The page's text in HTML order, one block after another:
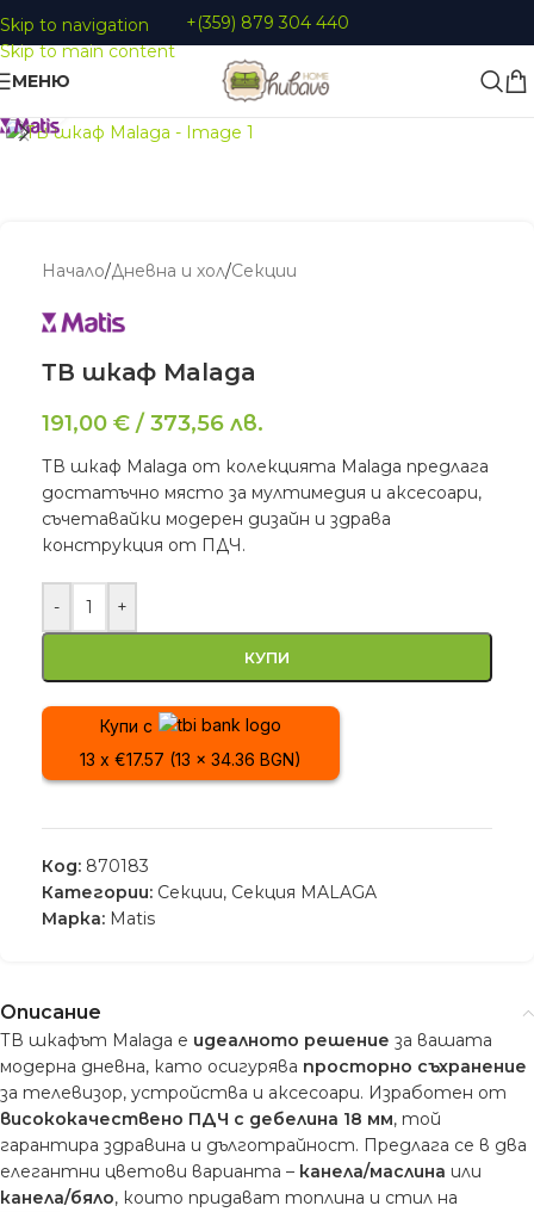
Skip to navigation
Skip to main content
+(359) 879 304 440
МЕНЮ
Начало/Дневна и хол/Секции
ТВ шкаф Malaga
191,00 € /373,56 лв.
ТВ шкаф Malaga от колекцията Malaga предлага
достатъчно място за мултимедия и аксесоари,
съчетавайки модерен дизайн и здрава
конструкция от ПДЧ.
- +
КУПИ
Купи с
13 x €17.57 (13 x 34.36 BGN)
Код: 870183
Категории: Секции, Секция MALAGA
Марка: Matis
Описание
ТВ шкафът Malaga е идеалното решение за вашата
модерна дневна, като осигурява просторно съхранение
за телевизор, устройства и аксесоари. Изработен от
висококачествено ПДЧ с дебелина 18 мм, той
гарантира здравина и дълготрайност. Предлага се в два
елегантни цветови варианта – канела/маслина или
канела/бяло, които придават топлина и стил на